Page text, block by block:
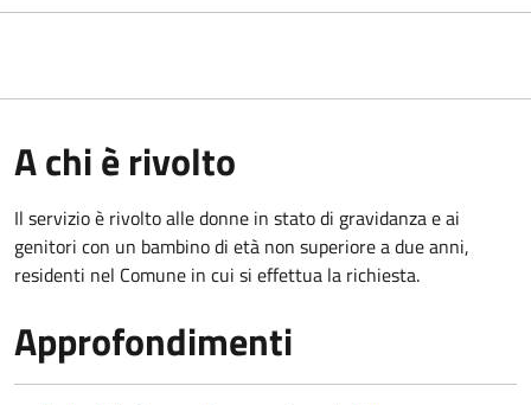
A chi è rivolto
Il servizio è rivolto alle donne in stato di gravidanza e ai
genitori con un bambino di età non superiore a due anni,
residenti nel Comune in cui si effettua la richiesta.
Approfondimenti